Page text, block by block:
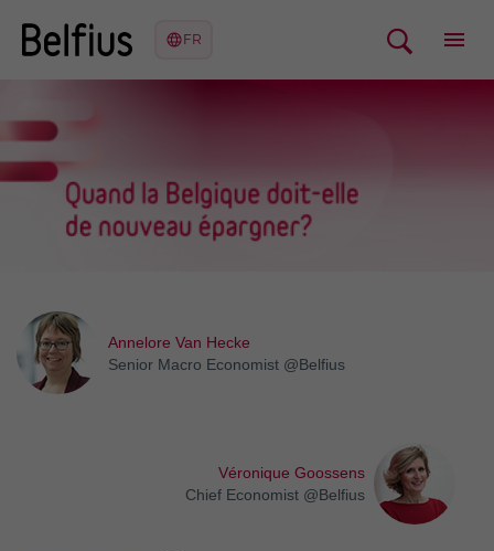
Annelore Van Hecke
Senior Macro Economist @Belfius
Véronique Goossens
Chief Economist @Belfius